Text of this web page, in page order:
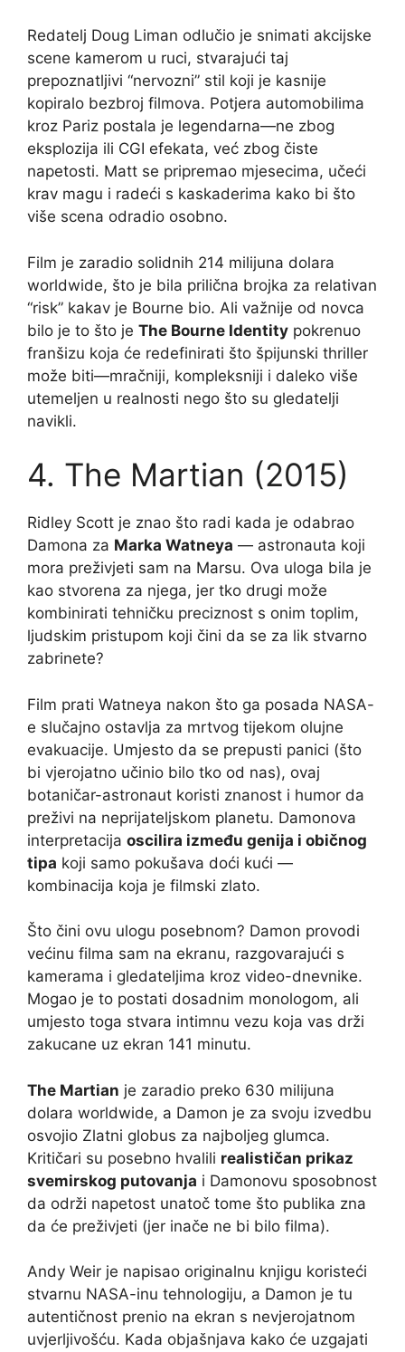
Redatelj Doug Liman odlučio je snimati akcijske
scene kamerom u ruci, stvarajući taj
prepoznatljivi “nervozni” stil koji je kasnije
kopiralo bezbroj filmova. Potjera automobilima
kroz Pariz postala je legendarna—ne zbog
eksplozija ili CGI efekata, već zbog čiste
napetosti. Matt se pripremao mjesecima, učeći
krav magu i radeći s kaskaderima kako bi što
više scena odradio osobno.
Film je zaradio solidnih 214 milijuna dolara
worldwide, što je bila prilična brojka za relativan
“risk” kakav je Bourne bio. Ali važnije od novca
bilo je to što je The Bourne Identity pokrenuo
franšizu koja će redefinirati što špijunski thriller
može biti—mračniji, kompleksniji i daleko više
utemeljen u realnosti nego što su gledatelji
navikli.
4. The Martian (2015)
Ridley Scott je znao što radi kada je odabrao
Damona za Marka Watneya — astronauta koji
mora preživjeti sam na Marsu. Ova uloga bila je
kao stvorena za njega, jer tko drugi može
kombinirati tehničku preciznost s onim toplim,
ljudskim pristupom koji čini da se za lik stvarno
zabrinete?
Film prati Watneya nakon što ga posada NASA-
e slučajno ostavlja za mrtvog tijekom olujne
evakuacije. Umjesto da se prepusti panici (što
bi vjerojatno učinio bilo tko od nas), ovaj
botaničar-astronaut koristi znanost i humor da
preživi na neprijateljskom planetu. Damonova
interpretacija oscilira između genija i običnog
tipa koji samo pokušava doći kući —
kombinacija koja je filmski zlato.
Što čini ovu ulogu posebnom? Damon provodi
većinu filma sam na ekranu, razgovarajući s
kamerama i gledateljima kroz video-dnevnike.
Mogao je to postati dosadnim monologom, ali
umjesto toga stvara intimnu vezu koja vas drži
zakucane uz ekran 141 minutu.
The Martian je zaradio preko 630 milijuna
dolara worldwide, a Damon je za svoju izvedbu
osvojio Zlatni globus za najboljeg glumca.
Kritičari su posebno hvalili realističan prikaz
svemirskog putovanja i Damonovu sposobnost
da održi napetost unatoč tome što publika zna
da će preživjeti (jer inače ne bi bilo filma).
Andy Weir je napisao originalnu knjigu koristeći
stvarnu NASA-inu tehnologiju, a Damon je tu
autentičnost prenio na ekran s nevjerojatnom
uvjerljivošću. Kada objašnjava kako će uzgajati